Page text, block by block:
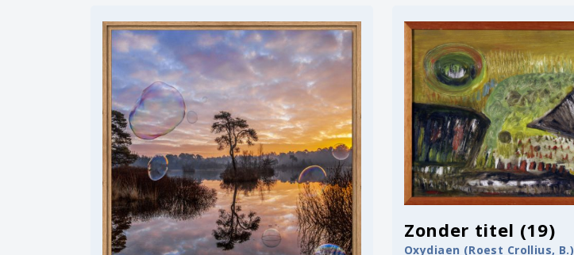
Zonder titel (19)
Oxydiaen (Roest Crollius, B.)